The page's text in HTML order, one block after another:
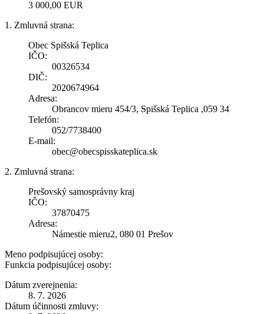
3 000,00 EUR
1. Zmluvná strana:
Obec Spišská Teplica
IČO:
00326534
DIČ:
2020674964
Adresa:
Obrancov mieru 454/3, Spišská Teplica ,059 34
Telefón:
052/7738400
E-mail:
obec@obecspisskateplica.sk
2. Zmluvná strana:
Prešovský samosprávny kraj
IČO:
37870475
Adresa:
Námestie mieru2, 080 01 Prešov
Meno podpisujúcej osoby:
Funkcia podpisujúcej osoby:
Dátum zverejnenia:
8. 7. 2026
Dátum účinnosti zmluvy: